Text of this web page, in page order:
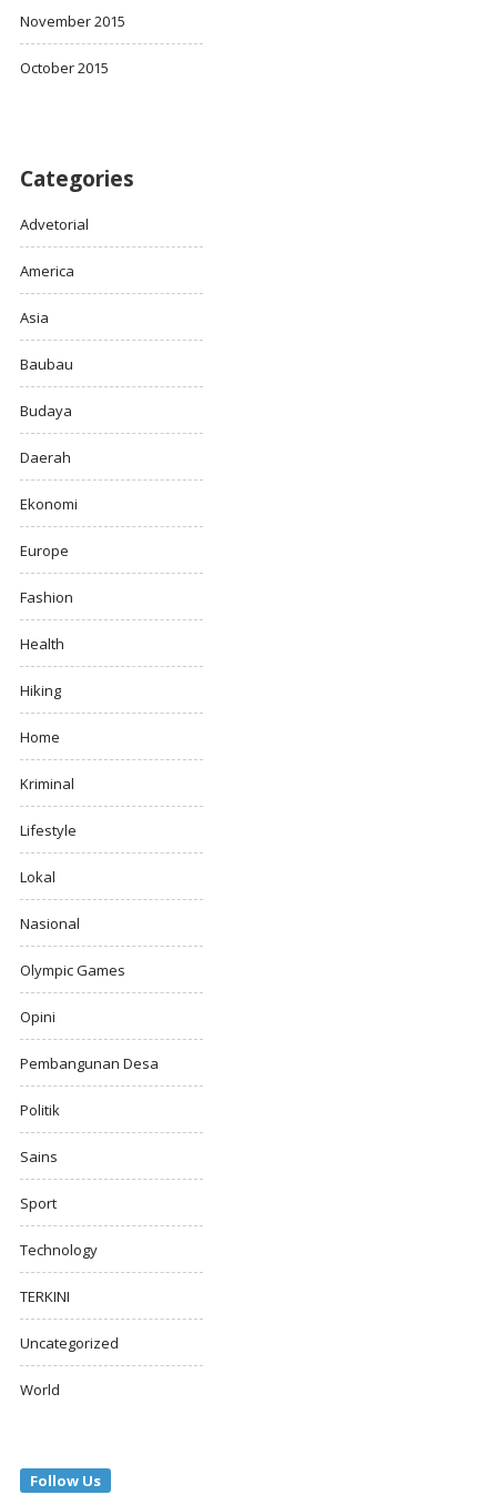
November 2015
October 2015
Categories
Advetorial
America
Asia
Baubau
Budaya
Daerah
Ekonomi
Europe
Fashion
Health
Hiking
Home
Kriminal
Lifestyle
Lokal
Nasional
Olympic Games
Opini
Pembangunan Desa
Politik
Sains
Sport
Technology
TERKINI
Uncategorized
World
Follow Us